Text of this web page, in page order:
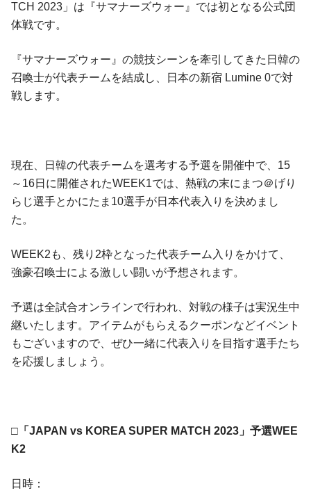
TCH 2023」は『サマナーズウォー』では初となる公式団
体戦です。
『サマナーズウォー』の競技シーンを牽引してきた日韓の
召喚士が代表チームを結成し、日本の新宿 Lumine 0で対
戦します。
現在、日韓の代表チームを選考する予選を開催中で、15
～16日に開催されたWEEK1では、熱戦の末にまつ＠げり
らじ選手とかにたま10選手が日本代表入りを決めまし
た。
WEEK2も、残り2枠となった代表チーム入りをかけて、
強豪召喚士による激しい闘いが予想されます。
予選は全試合オンラインで行われ、対戦の様子は実況生中
継いたします。アイテムがもらえるクーポンなどイベント
もございますので、ぜひ一緒に代表入りを目指す選手たち
を応援しましょう。
□「JAPAN vs KOREA SUPER MATCH 2023」予選WEE
K2
日時：